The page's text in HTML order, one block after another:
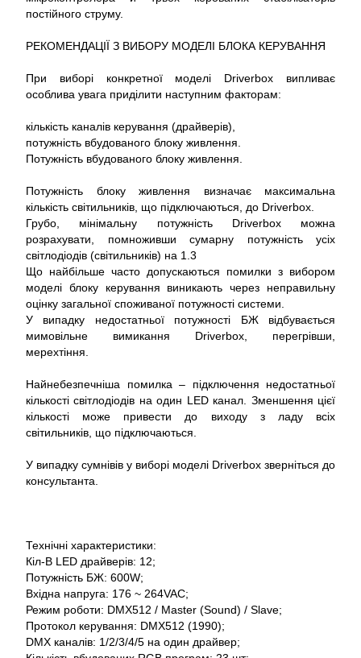
постійного струму.
РЕКОМЕНДАЦІЇ З ВИБОРУ МОДЕЛІ БЛОКА КЕРУВАННЯ
При виборі конкретної моделі Driverbox випливає
особлива увага приділити наступним факторам:
кількість каналів керування (драйверів),
потужність вбудованого блоку живлення.
Потужність вбудованого блоку живлення.
Потужність блоку живлення визначає максимальна
кількість світильників, що підключаються, до Driverbox.
Грубо, мінімальну потужність Driverbox можна
розрахувати, помноживши сумарну потужність усіх
світлодіодів (світильників) на 1.3
Що найбільше часто допускаються помилки з вибором
моделі блоку керування виникають через неправильну
оцінку загальної споживаної потужності системи.
У випадку недостатньої потужності БЖ відбувається
мимовільне вимикання Driverbox, перегрівши,
мерехтіння.
Найнебезпечніша помилка – підключення недостатньої
кількості світлодіодів на один LED канал. Зменшення цієї
кількості може привести до виходу з ладу всіх
світильників, що підключаються.
У випадку сумнівів у виборі моделі Driverbox зверніться до
консультанта.
Технічні характеристики:
Кіл-В LED драйверів: 12;
Потужність БЖ: 600W;
Вхідна напруга: 176 ~ 264VAC;
Режим роботи: DMX512 / Master (Sound) / Slave;
Протокол керування: DMX512 (1990);
DMX каналів: 1/2/3/4/5 на один драйвер;